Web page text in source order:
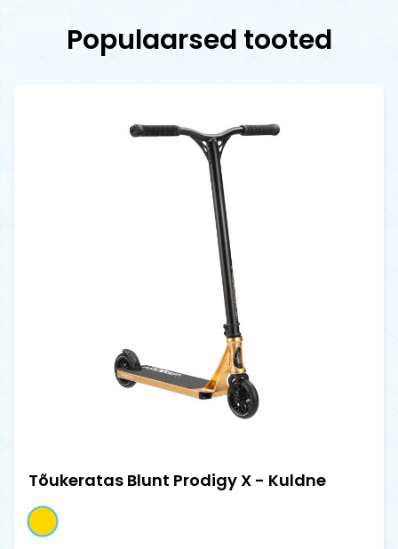
Populaarsed tooted
Tõukeratas Blunt Prodigy X - Kuldne